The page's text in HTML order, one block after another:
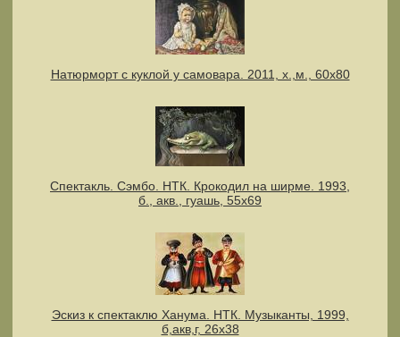
Натюрморт с куклой у самовара. 2011, х.,м., 60х80
Спектакль. Сэмбо. НТК. Крокодил на ширме. 1993,
б., акв., гуашь, 55х69
Эскиз к спектаклю Ханума. НТК. Музыканты, 1999,
б,акв,г, 26х38